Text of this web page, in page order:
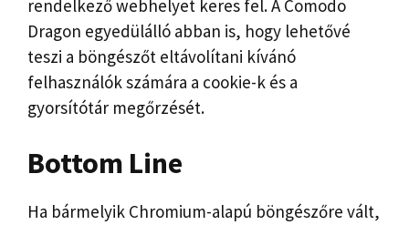
rendelkező webhelyet keres fel. A Comodo
Dragon egyedülálló abban is, hogy lehetővé
teszi a böngészőt eltávolítani kívánó
felhasználók számára a cookie-k és a
gyorsítótár megőrzését.
Bottom Line
Ha bármelyik Chromium-alapú böngészőre vált,